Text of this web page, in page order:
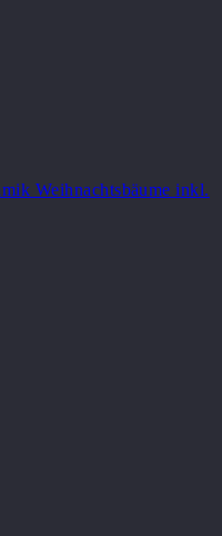
Weihnachtsbäume inkl.